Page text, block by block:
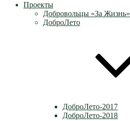
Проекты
Добровольцы «За Жизнь»
ДоброЛето
ДоброЛето-2017
ДоброЛето-2018